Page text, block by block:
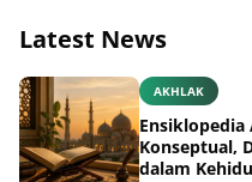
Latest News
AKHLAK
Ensiklopedia
Konseptual,
dalam